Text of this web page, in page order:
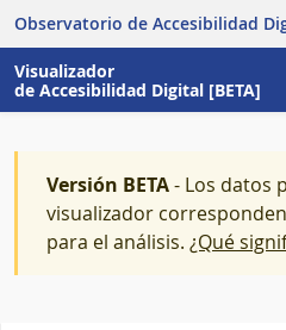
Observatorio de Accesibilidad
Visualizador
de Accesibilidad Digital [BETA]
Versión BETA- Los datos
visualizador
para el análisis. ¿Qué